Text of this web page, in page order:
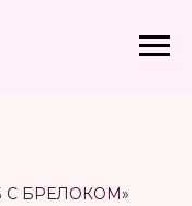
С БРЕЛОКОМ»